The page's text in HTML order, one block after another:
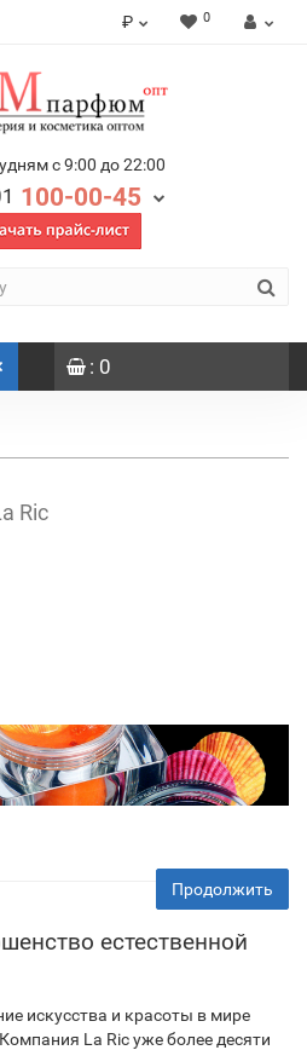
₽ 0
с 9:00 до 22:00
100-00-45
: 0
Ric
Продолжить
естественной
искусства и красоты в мире
La Ric уже более десяти